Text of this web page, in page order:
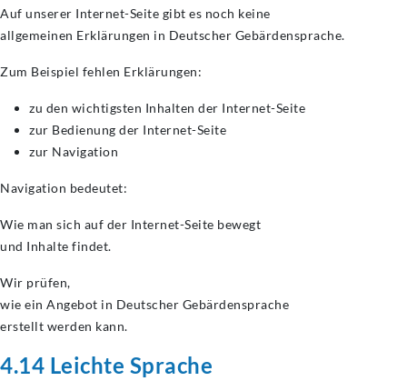
Auf unserer Internet-Seite gibt es noch keine
allgemeinen Erklärungen in Deutscher Gebärdensprache.
Zum Beispiel fehlen Erklärungen:
zu den wichtigsten Inhalten der Internet-Seite
zur Bedienung der Internet-Seite
zur Navigation
Navigation bedeutet:
Wie man sich auf der Internet-Seite bewegt
und Inhalte findet.
Wir prüfen,
wie ein Angebot in Deutscher Gebärdensprache
erstellt werden kann.
4.14 Leichte Sprache